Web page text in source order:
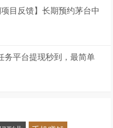
目反馈】长期预约茅台中
务平台提现秒到，最简单